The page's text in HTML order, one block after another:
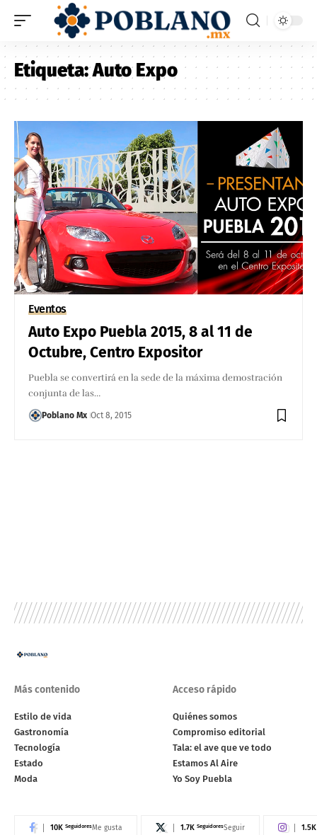
Etiqueta:Auto Expo
Eventos
Auto Expo Puebla 2015, 8 al 11 de
Octubre, Centro Expositor
Puebla se convertirá en la sede de la máxima demostración
conjunta de las…
Poblano Mx Oct 8, 2015
Más contenido
Estilo de vida
Gastronomía
Tecnología
Estado
Moda
Acceso rápido
Quiénes somos
Compromiso editorial
Tala: el ave que ve todo
Estamos Al Aire
Yo Soy Puebla
10K SeguidoresMe gusta 1.7K SeguidoresSeguir 1.5K